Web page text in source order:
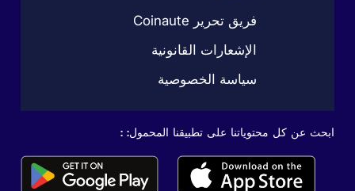
فريق تحرير Coinaute
الإشعارات القانونية
سياسة الخصوصية
ابحث عن كل محتوياتنا على تطبيقنا المحمول: :